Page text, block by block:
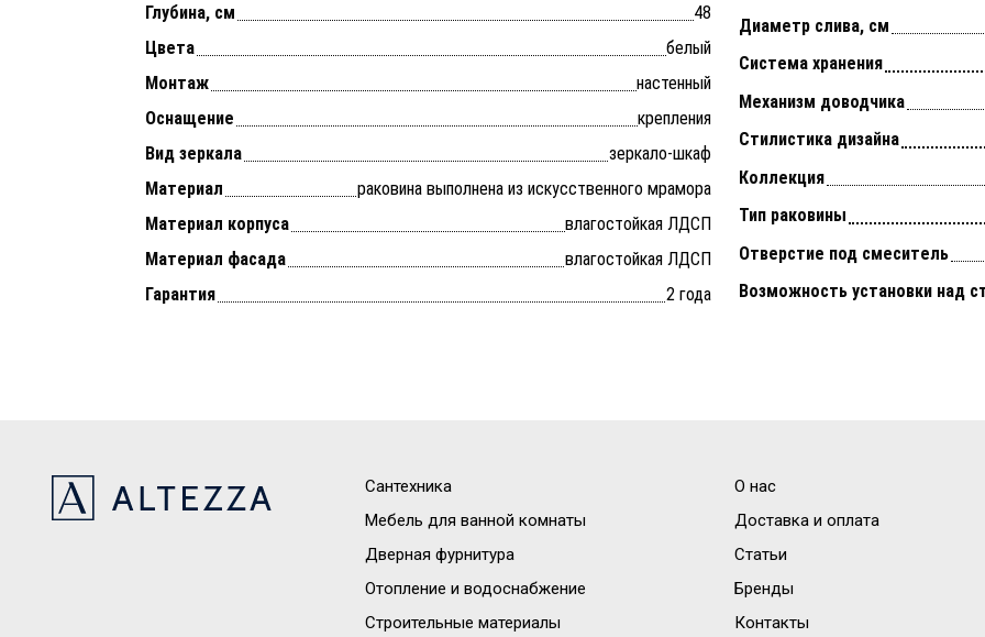
Глубина, см
48
Цвета
белый
Монтаж
настенный
Оснащение
крепления
Вид зеркала
зеркало-шкаф
Материал
раковина выполнена из искусственного мрамора
Материал корпуса
влагостойкая ЛДСП
Материал фасада
влагостойкая ЛДСП
Гарантия
2 года
Диаметр слива, см
Система хранения
Механизм доводчика
Стилистика дизайна
Коллекция
Тип раковины
Отверстие под смеситель
Возможность установки над
Сантехника
Мебель для ванной комнаты
Дверная фурнитура
Отопление и водоснабжение
Строительные материалы
О нас
Доставка и оплата
Статьи
Бренды
Контакты